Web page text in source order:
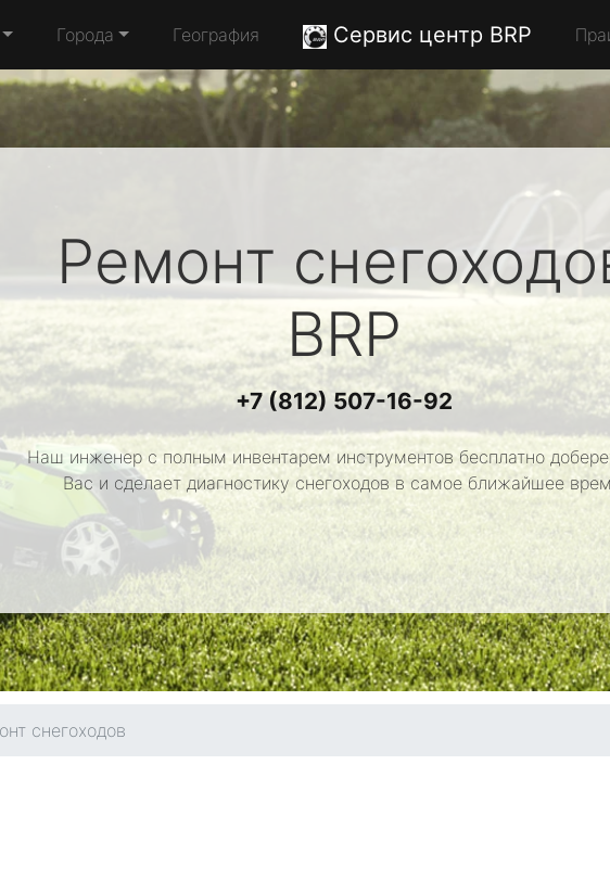
Города География Сервис центр BRP
Ремонт
BRP
+7 (812) 507-16-92
Наш инженер с полным инвентарем инструментов бесплатно
Вас и сделает диагностику снегоходов в самое ближайшее
снегоходов